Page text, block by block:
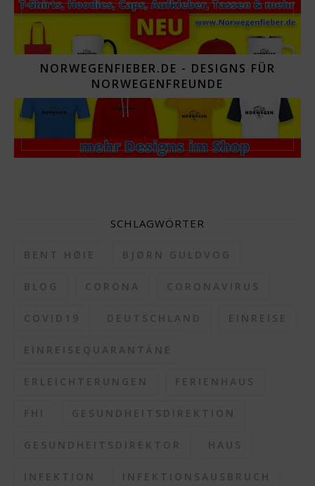
NORWEGENFIEBER.DE - DESIGNS FÜR
NORWEGENFREUNDE
SCHLAGWÖRTER
BENT HØIE BJØRN GULDVOG
BLOG CORONA CORONAVIRUS
COVID19 DEUTSCHLAND EINREISE
EINREISEQUARANTÄNE
ERLEICHTERUNGEN FERIENHAUS
FHI GESUNDHEITSDIREKTION
GESUNDHEITSDIREKTOR HAUS
INFEKTION INFEKTIONSAUSBRUCH